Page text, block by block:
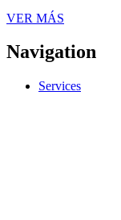
VER MÁS
Navigation
Services